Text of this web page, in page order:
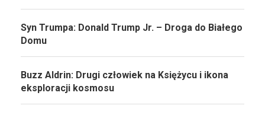
Syn Trumpa: Donald Trump Jr. – Droga do Białego
Domu
Buzz Aldrin: Drugi człowiek na Księżycu i ikona
eksploracji kosmosu